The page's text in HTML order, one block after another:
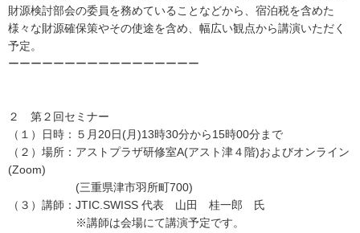
財源検討部会の委員を務めていることなどから、宿泊税を含めた
様々な財源確保策やその使途を含め、幅広い観点から講演いただく
予定。
ーーーーーーーーーーーーーーーーー
２ 第２回セミナー
（１）日時：５月20日(月)13時30分から15時00分まで
（２）場所：アストプラザ研修室A(アスト津４階)およびオンライン
(Zoom)
(三重県津市羽所町700)
（３）講師：JTIC.SWISS 代表 山田 桂一郎 氏
※講師は会場にて講演予定です。